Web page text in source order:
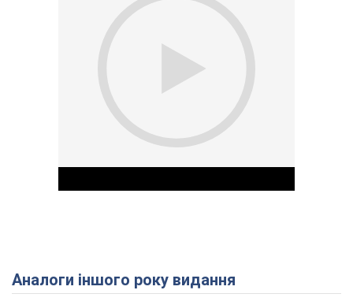
Play Video
Аналоги іншого року видання